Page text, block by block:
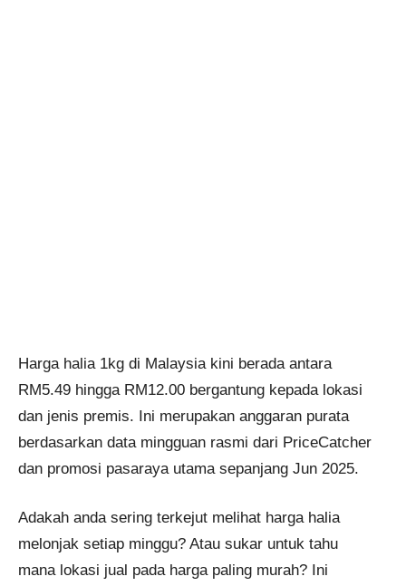
Harga halia 1kg di Malaysia kini berada antara
RM5.49 hingga RM12.00 bergantung kepada lokasi
dan jenis premis. Ini merupakan anggaran purata
berdasarkan data mingguan rasmi dari PriceCatcher
dan promosi pasaraya utama sepanjang Jun 2025.
Adakah anda sering terkejut melihat harga halia
melonjak setiap minggu? Atau sukar untuk tahu
mana lokasi jual pada harga paling murah? Ini